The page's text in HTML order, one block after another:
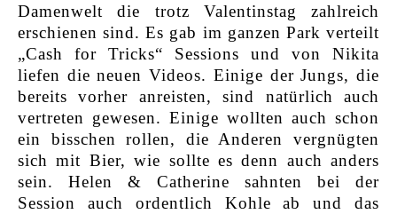
Damenwelt die trotz Valentinstag zahlreich
erschienen sind. Es gab im ganzen Park verteilt
„Cash for Tricks“ Sessions und von Nikita
liefen die neuen Videos. Einige der Jungs, die
bereits vorher anreisten, sind natürlich auch
vertreten gewesen. Einige wollten auch schon
ein bisschen rollen, die Anderen vergnügten
sich mit Bier, wie sollte es denn auch anders
sein. Helen & Catherine sahnten bei der
Session auch ordentlich Kohle ab und das